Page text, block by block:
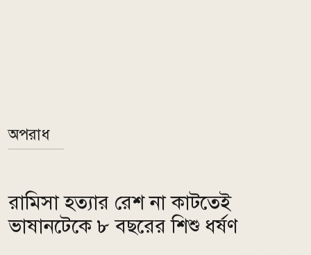
অপরাধ
রামিসা হত্যার রেশ না কাটতেই
ভাষানটেকে ৮ বছরের শিশু ধর্ষণ